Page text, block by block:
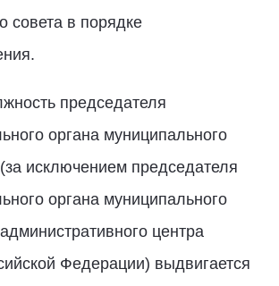
совета в порядке
председателя
органа муниципального
исключением председателя
органа муниципального
центра
Федерации) выдвигается